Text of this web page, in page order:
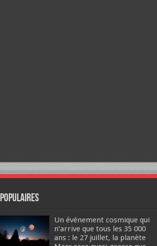
Populaires
Un événement cosmique qui
n’arrive que tous les 35 000
ans : le 27 juillet, la planète